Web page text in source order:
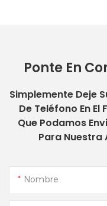
Ponte En
Simplemente Deje
De Teléfono En
Que Podamos
Para Nuestra
Nombre